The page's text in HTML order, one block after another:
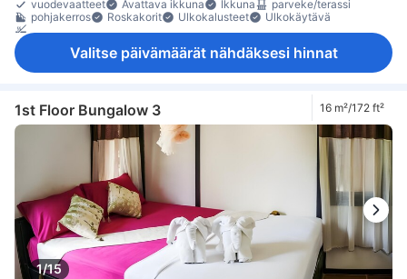
vuodevaatteet Avattava ikkuna Ikkuna
parveke/terassi
pohjakerros
Roskakorit Ulkokalusteet
Ulkokäytävä
Valitse päivämäärät nähdäksesi hinnat
1st Floor Bungalow 3 16 m²/172 ft²
1/15